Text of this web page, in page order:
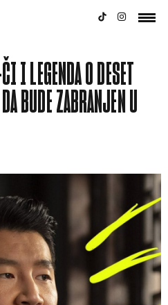
I LEGENDA O DESET
BUDE ZABRANJEN U